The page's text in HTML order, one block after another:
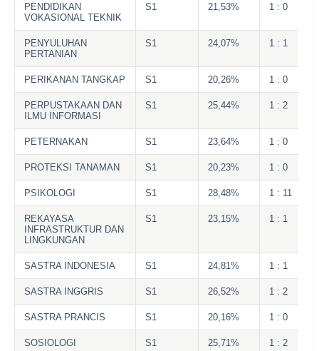
PENDIDIKAN
VOKASIONAL TEKNIK
S1 21,53% 1 : 0
PENYULUHAN
PERTANIAN
S1 24,07% 1 : 1
PERIKANAN TANGKAP S1 20,26% 1 : 0
PERPUSTAKAAN DAN
ILMU INFORMASI
S1 25,44% 1 : 2
PETERNAKAN S1 23,64% 1 : 0
PROTEKSI TANAMAN S1 20,23% 1 : 0
PSIKOLOGI S1 28,48% 1 : 11
REKAYASA
INFRASTRUKTUR DAN
LINGKUNGAN
S1 23,15% 1 : 1
SASTRA INDONESIA S1 24,81% 1 : 1
SASTRA INGGRIS S1 26,52% 1 : 2
SASTRA PRANCIS S1 20,16% 1 : 0
SOSIOLOGI S1 25,71% 1 : 2